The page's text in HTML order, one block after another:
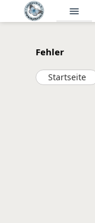
menu
Fehler
Startseite